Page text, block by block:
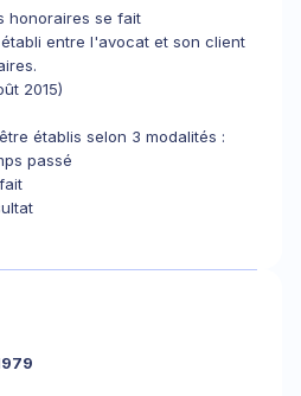
honoraires se fait
entre l'avocat et son client
2015)
établis selon 3 modalités :
passé